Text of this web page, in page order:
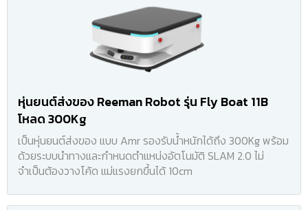
หุ่นยนต์ส่งของ Reeman Robot รุ่น Fly Boat 11B
โหลด 300Kg
เป็นหุ่นยนต์ส่งของ แบบ Amr รองรับน้ำหนักได้ถึง 300Kg พร้อม
ด้วยระบบนำทางและกำหนดตำแหน่งอัตโนมัติ SLAM 2.0 ไม่
จำเป็นต้องวางโค้ด แม่แรงยกขึ้นได้ 10cm